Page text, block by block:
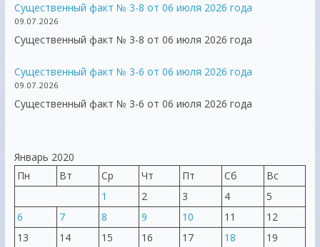
Существенный факт № 3-8 от 06 июля 2026 года
09.07.2026
Существенный факт № 3-8 от 06 июля 2026 года
Существенный факт № 3-6 от 06 июля 2026 года
09.07.2026
Существенный факт № 3-6 от 06 июля 2026 года
Январь 2020
Пн
Вт Ср Чт Пт Сб
Вс
1
2 3 4
5
6
7 8 9 10 11
12
13
14 15 16 17 18 19